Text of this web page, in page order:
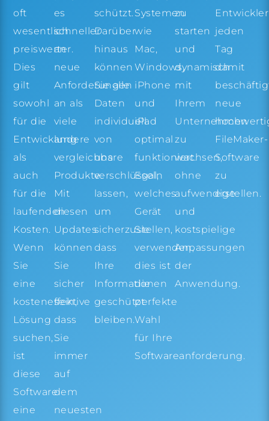
oft
wesentlich
preiswerter.
Dies
gilt
sowohl
für die
Entwicklung
als
auch
für die
laufenden
Kosten.
Wenn
Sie
eine
kosteneffektive
Lösung
suchen,
ist
diese
Software
eine
es
schneller
an
neue
Anforderungen
an als
viele
andere
vergleichbare
Produkte.
Mit
diesen
Updates
können
Sie
sicher
sein,
dass
Sie
immer
auf
dem
neuesten
schützt.
Darüber
hinaus
können
Sie alle
Daten
individuell
von
uns
verschlüsseln
lassen,
um
sicherzustellen,
dass
Ihre
Informationen
geschützt
bleiben.
Systemen
wie
Mac,
Windows,
iPhone
und
iPad
optimal
funktioniert.
Egal,
welches
Gerät
Sie
verwenden,
dies ist
die
perfekte
Wahl
für Ihre
Softwareanforderung.
zu
starten
und
dynamisch
mit
Ihrem
Unternehmen
zu
wachsen,
ohne
aufwendige
und
kostspielige
Anpassungen
der
Anwendung.
jeden
Tag
damit
neue
FileMaker-
Software
zu
erstellen.